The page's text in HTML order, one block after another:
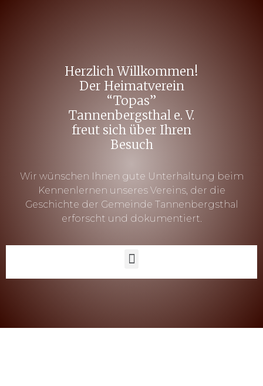
Herzlich Willkommen!
Der Heimatverein
“Topas”
Tannenbergsthal e. V.
freut sich über Ihren
Besuch
Wir wünschen Ihnen gute Unterhaltung beim
Kennenlernen unseres Vereins, der die
Geschichte der Gemeinde Tannenbergsthal
erforscht und dokumentiert.